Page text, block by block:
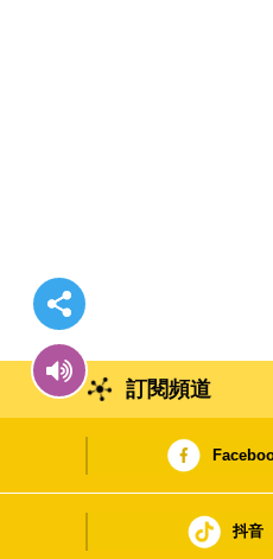
訂閱頻道
抖音